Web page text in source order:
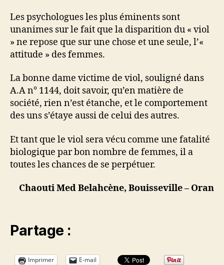
Les psychologues les plus éminents sont
unanimes sur le fait que la disparition du « viol
» ne repose que sur une chose et une seule, l’«
attitude » des femmes.
La bonne dame victime de viol, souligné dans
A.A n° 1144, doit savoir, qu’en matière de
société, rien n’est étanche, et le comportement
des uns s’étaye aussi de celui des autres.
Et tant que le viol sera vécu comme une fatalité
biologique par bon nombre de femmes, il a
toutes les chances de se perpétuer.
Chaouti Med Belahcène, Bouisseville – Oran
Partage :
Imprimer
E-mail